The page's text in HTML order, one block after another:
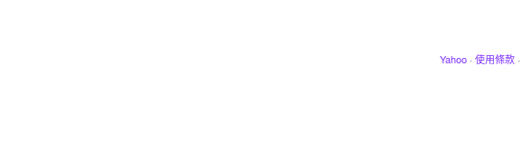
Yahoo · 使用條款 ·